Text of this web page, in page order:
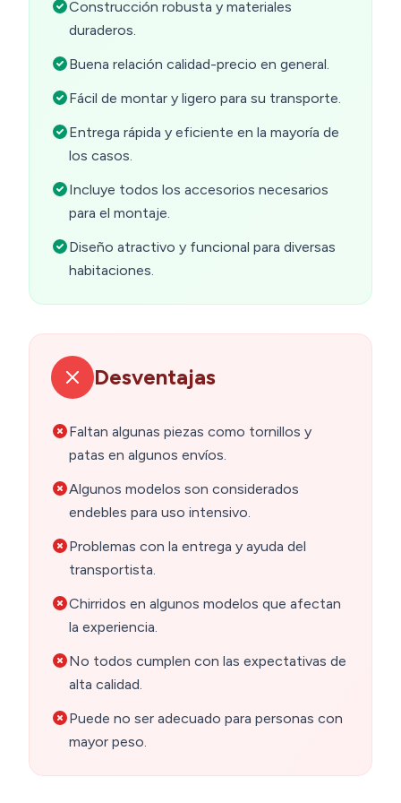
Construcción robusta y materiales
duraderos.
Buena relación calidad-precio en general.
Fácil de montar y ligero para su transporte.
Entrega rápida y eficiente en la mayoría de
los casos.
Incluye todos los accesorios necesarios
para el montaje.
Diseño atractivo y funcional para diversas
habitaciones.
Desventajas
Faltan algunas piezas como tornillos y
patas en algunos envíos.
Algunos modelos son considerados
endebles para uso intensivo.
Problemas con la entrega y ayuda del
transportista.
Chirridos en algunos modelos que afectan
la experiencia.
No todos cumplen con las expectativas de
alta calidad.
Puede no ser adecuado para personas con
mayor peso.